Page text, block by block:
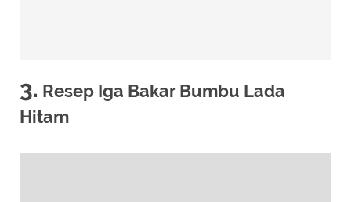
3. Resep Iga Bakar Bumbu Lada
Hitam